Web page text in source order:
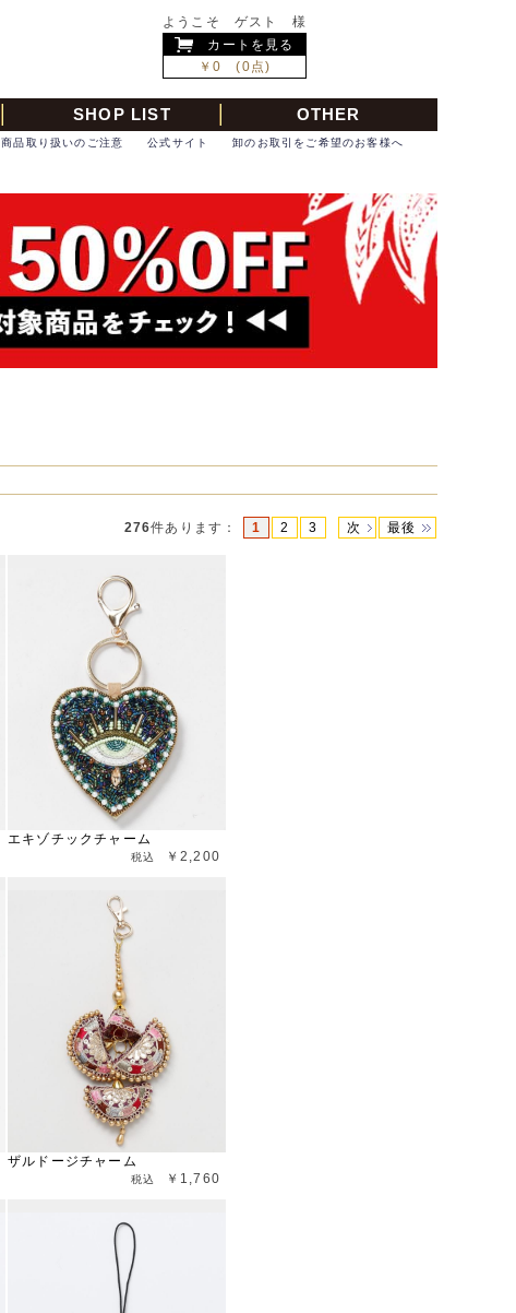
ようこそ ゲスト 様
カートを見る
￥0 (0点)
SHOP LIST OTHER
卸のお取引をご希望のお客様へ
公式サイト
商品取り扱いのご注意
276件あります ： 1 2 3 次 最後
エキゾチックチャーム
￥2,200
ザルドージチャーム
￥1,760